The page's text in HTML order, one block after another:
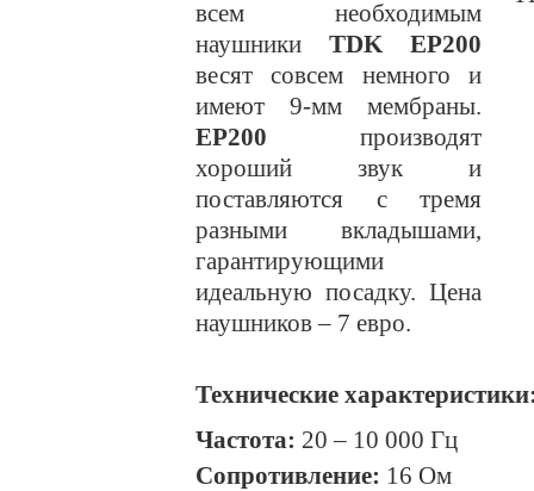
всем необходимым
наушники TDK EP200
весят совсем немного и
имеют 9-мм мембраны.
EP200 производят
хороший звук и
поставляются с тремя
разными вкладышами,
гарантирующими
идеальную посадку. Цена
наушников – 7 евро.
Технические
Частота: 20 – 10 000 Гц
Сопротивление: 16 Ом